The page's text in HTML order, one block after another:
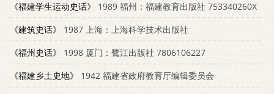
《福建学生运动史话》
1989 福州：福建教育出版社 753340260X
《建筑史话》
1987 上海：上海科学技术出版社
《福州史话》
1998 厦门：鹭江出版社 7806106227
《福建乡土史地》
1942 福建省政府教育厅编辑委员会